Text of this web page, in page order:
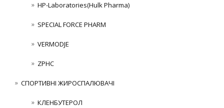
HP-Laboratories(Hulk Pharma)
SPECIAL FORCE PHARM
VERMODJE
ZPHC
СПОРТИВНІ ЖИРОСПАЛЮВАЧІ
КЛЕНБУТЕРОЛ